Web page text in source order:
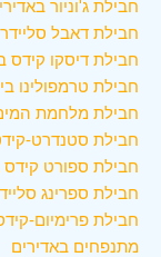
חבילת ג'וניור
חבילת דאבל
חבילת דיסקו קידס
חבילת טרמפולינו
חבילת מלחמת
חבילת סטנדרט-
חבילת ספורט קידס
חבילת ספרינג
חבילת פרימיום-
מתנפחים באדירים